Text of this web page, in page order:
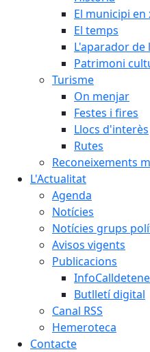
El municipi en
El temps
L'aparador de
Patrimoni
Turisme
On menjar
Festes i fires
Llocs d'interès
Rutes
Reconeixements
L'Actualitat
Agenda
Notícies
Notícies grups
Avisos vigents
Publicacions
Butlletí digital
Canal RSS
Hemeroteca
Contacte